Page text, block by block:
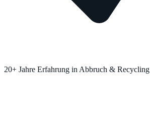
20+ Jahre Erfahrung in Abbruch & Recycling